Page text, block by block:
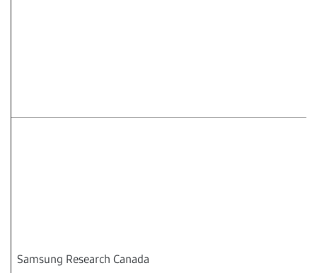
Samsung Research Canada